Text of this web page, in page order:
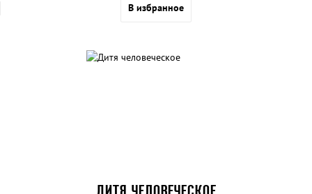
помощь землянам не придут супергерои, они должны попытаться
В избранное